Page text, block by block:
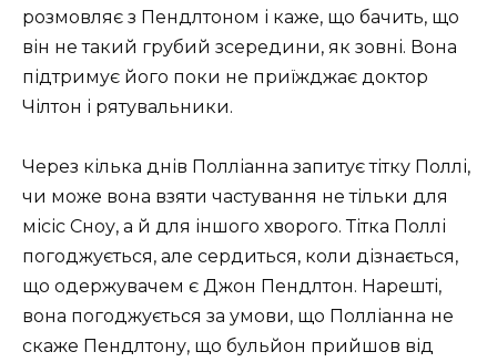
розмовляє з Пендлтоном і каже, що бачить, що
він не такий грубий зсередини, як зовні. Вона
підтримує його поки не приїжджає доктор
Чілтон і рятувальники.
Через кілька днів Полліанна запитує тітку Поллі,
чи може вона взяти частування не тільки для
місіс Сноу, а й для іншого хворого. Тітка Поллі
погоджується, але сердиться, коли дізнається,
що одержувачем є Джон Пендлтон. Нарешті,
вона погоджується за умови, що Полліанна не
скаже Пендлтону, що бульйон прийшов від